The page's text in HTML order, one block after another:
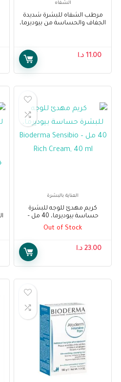
الشفاه
مرطب الشفاه للبشرة شديدة
الجفاف والحساسة من بيوديرما،
11.00 د.ا
العناية بالبشرة
كريم مهدئ للوجه للبشرة
حساسة بيوديرما، 40 مل –
Bioderma Sensibio Rich Cream,
Out of Stock
23.00 د.ا